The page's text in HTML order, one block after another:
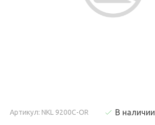
Артикул: NKL 9200C-OR В наличии